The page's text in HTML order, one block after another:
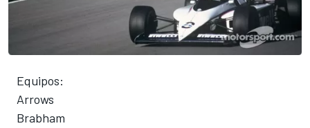
Equipos:
Arrows
Brabham